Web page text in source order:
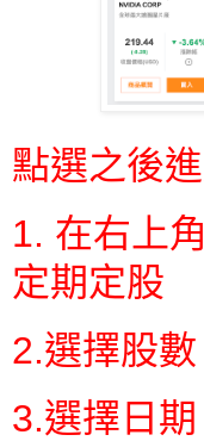
點選之後
1. 在右上
定期定股
2.選擇股
3.選擇日期